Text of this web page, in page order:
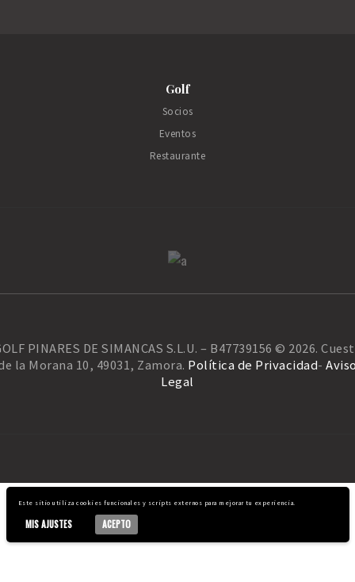
Este sitio utiliza cookies funcionales y scripts externos para mejorar tu experiencia.
MIS AJUSTES ACEPTO
Golf
Socios
Eventos
Restaurante
PINARES DE SIMANCAS S.L.U. – B47739156 © 2026.
la Morana 10, 49031, Zamora. Política de Privacidad-
Legal